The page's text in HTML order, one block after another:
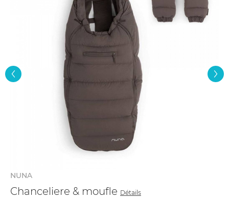
NUNA
Chanceliere & moufle Détails